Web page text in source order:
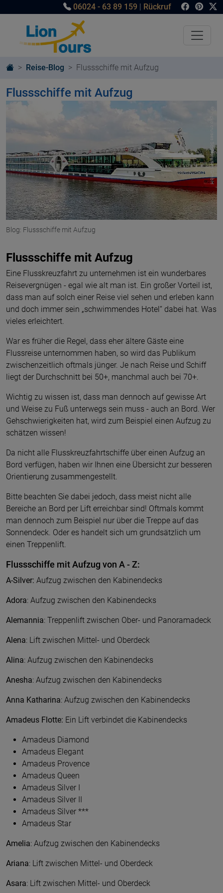
06024 - 63 89 159 | Rückruf
Reise-Blog Flussschiffe mit Aufzug
Flussschiffe mit Aufzug
Blog: Flussschiffe mit Aufzug
© nicko cruises Schiffsreisen GmbH
Flussschiffe mit Aufzug
Eine Flusskreuzfahrt zu unternehmen ist ein wunderbares
Reisevergnügen - egal wie alt man ist. Ein großer Vorteil ist,
dass man auf solch einer Reise viel sehen und erleben kann
und doch immer sein „schwimmendes Hotel“ dabei hat. Was
vieles erleichtert.
War es früher die Regel, dass eher ältere Gäste eine
Flussreise unternommen haben, so wird das Publikum
zwischenzeitlich oftmals jünger. Je nach Reise und Schiff
liegt der Durchschnitt bei 50+, manchmal auch bei 70+.
Wichtig zu wissen ist, dass man dennoch auf gewisse Art
und Weise zu Fuß unterwegs sein muss - auch an Bord. Wer
Gehschwierigkeiten hat, wird zum Beispiel einen Aufzug zu
schätzen wissen!
Da nicht alle Flusskreuzfahrtschiffe über einen Aufzug an
Bord verfügen, haben wir Ihnen eine Übersicht zur besseren
Orientierung zusammengestellt.
Bitte beachten Sie dabei jedoch, dass meist nicht alle
Bereiche an Bord per Lift erreichbar sind! Oftmals kommt
man dennoch zum Beispiel nur über die Treppe auf das
Sonnendeck. Oder es handelt sich um grundsätzlich um
einen Treppenlift.
Flussschiffe mit Aufzug von A - Z:
A-Silver: Aufzug zwischen den Kabinendecks
Adora: Aufzug zwischen den Kabinendecks
Alemannia: Treppenlift zwischen Ober- und Panoramadeck
Alena: Lift zwischen Mittel- und Oberdeck
Alina: Aufzug zwischen den Kabinendecks
Anesha: Aufzug zwischen den Kabinendecks
Anna Katharina: Aufzug zwischen den Kabinendecks
Amadeus Flotte: Ein Lift verbindet die Kabinendecks
Amadeus Diamond
Amadeus Elegant
Amadeus Provence
Amadeus Queen
Amadeus Silver I
Amadeus Silver II
Amadeus Silver ***
Amadeus Star
Amelia: Aufzug zwischen den Kabinendecks
Ariana: Lift zwischen Mittel- und Oberdeck
Asara: Lift zwischen Mittel- und Oberdeck